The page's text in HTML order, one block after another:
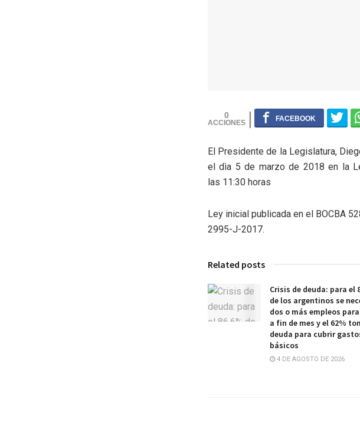
0
El Presidente de la Legislatura,
el dìa 5 de marzo de 2018 en la
las 11:30 horas
Ley inicial publicada en el BOCBA
2995-J-2017.
Related posts
Crisis de deuda: para el
de los argentinos se
dos o más empleos
a fin de mes y el 62%
deuda para cubrir
básicos
4 DE AGOSTO DE 2026